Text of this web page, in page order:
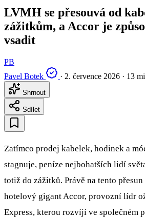
LVMH se přesouvá od
zážitkům, a Accor je
vsadit
PB
Pavel Botek
· 2. července 2026 · 13
Shrnout
Sdílet
Zatímco prodej kabelek, hodinek a
stagnuje, peníze nejbohatších lidí
totiž do zážitků. Právě na tento
hotelový gigant Accor, provozní lídr
Express, kterou rozvíjí ve společném